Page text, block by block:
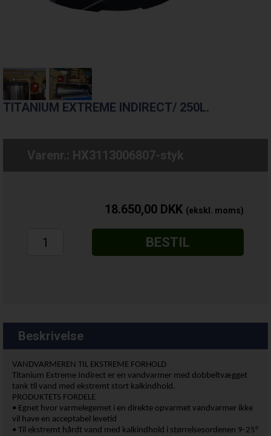
TITANIUM EXTREME INDIRECT/ 250L.
Varenr.: HX3113006807-styk
18.650,00 DKK
BESTIL
Beskrivelse
VANDVARMEREN TIL EKSTREME FORHOLD
Titanium Extreme Indirect er en vandvarmer med dobbeltvægget
tank til vand med ekstremt stort kalkindhold.
PRODUKTETS FORDELE
• Egnet hvor varmelegemet i en direkte opvarmet vandvarmer ikke
vil have en acceptabel levetid
• Til ekstremt hårdt vand med kalkindhold i størrelsesordenen 9-25°